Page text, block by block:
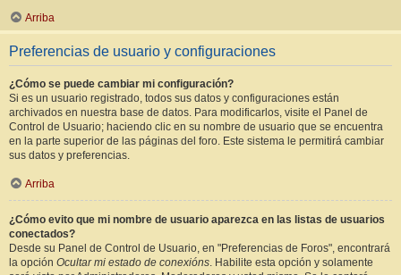
Arriba
Preferencias de usuario y configuraciones
¿Cómo se puede cambiar mi configuración?
Si es un usuario registrado, todos sus datos y configuraciones están
archivados en nuestra base de datos. Para modificarlos, visite el Panel de
Control de Usuario; haciendo clic en su nombre de usuario que se encuentra
en la parte superior de las páginas del foro. Este sistema le permitirá cambiar
sus datos y preferencias.
Arriba
¿Cómo evito que mi nombre de usuario aparezca en las listas de usuarios
conectados?
Desde su Panel de Control de Usuario, en "Preferencias de Foros", encontrará
la opción Ocultar mi estado de conexións. Habilite esta opción y solamente